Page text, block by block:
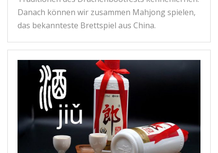
Danach können wir zusammen Mahjong spielen,
das bekannteste Brettspiel aus China.